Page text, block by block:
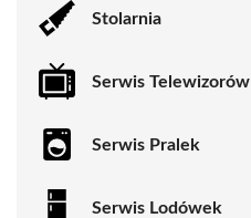
Stolarnia
Serwis Telewizorów
Serwis Pralek
Serwis Lodówek